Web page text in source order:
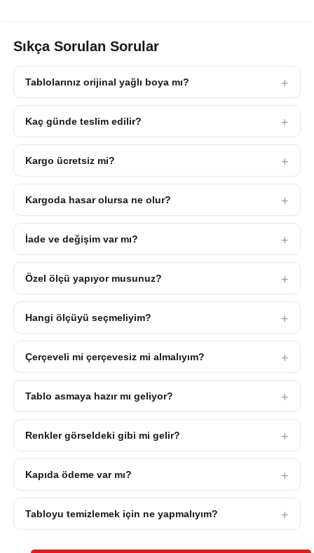
Sıkça Sorulan Sorular
Tablolarınız orijinal yağlı boya mı?
Kaç günde teslim edilir?
Kargo ücretsiz mi?
Kargoda hasar olursa ne olur?
İade ve değişim var mı?
Özel ölçü yapıyor musunuz?
Hangi ölçüyü seçmeliyim?
Çerçeveli mi çerçevesiz mi almalıyım?
Tablo asmaya hazır mı geliyor?
Renkler görseldeki gibi mi gelir?
Kapıda ödeme var mı?
Tabloyu temizlemek için ne yapmalıyım?